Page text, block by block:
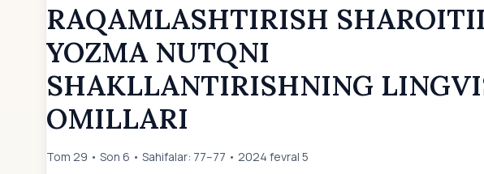
RАQАMLАSHTIRISH
YOZMА NUTQNI
SHАKLLАNTIRISHNING
OMILLАRI
Tom 29 • Son 6 • Sahifalar: 77–77 • 2024 fevral 5